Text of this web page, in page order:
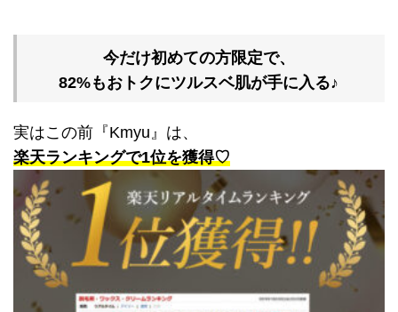
今だけ初めての方限定で、
82%もおトクにツルスベ肌が手に入る♪
実はこの前『Kmyu』は、
楽天ランキングで1位を獲得♡